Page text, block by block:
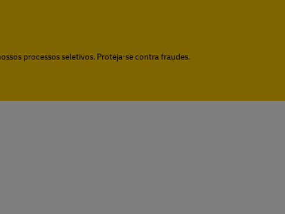
processos seletivos. Proteja-se contra fraudes.